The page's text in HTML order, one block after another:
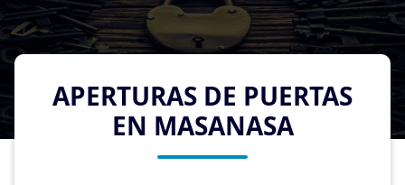
APERTURAS DE PUERTAS
EN MASANASA